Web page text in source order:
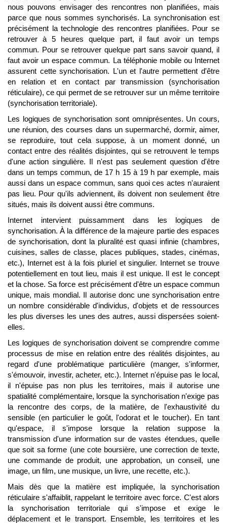
nous pouvons envisager des rencontres non planifiées, mais
parce que nous sommes synchorisés. La synchronisation est
précisément la technologie des rencontres planifiées. Pour se
retrouver à 5 heures quelque part, il faut avoir un temps
commun. Pour se retrouver quelque part sans savoir quand, il
faut avoir un espace commun. La téléphonie mobile ou Internet
assurent cette synchorisation. L'un et l'autre permettent d'être
en relation et en contact par transmission (synchorisation
réticulaire), ce qui permet de se retrouver sur un même territoire
(synchorisation territoriale).
Les logiques de synchorisation sont omniprésentes. Un cours,
une réunion, des courses dans un supermarché, dormir, aimer,
se reproduire, tout cela suppose, à un moment donné, un
contact entre des réalités disjointes, qui se retrouvent le temps
d'une action singulière. Il n'est pas seulement question d'être
dans un temps commun, de 17 h 15 à 19 h par exemple, mais
aussi dans un espace commun, sans quoi ces actes n'auraient
pas lieu. Pour qu'ils adviennent, ils doivent non seulement être
situés, mais ils doivent aussi être communs.
Internet intervient puissamment dans les logiques de
synchorisation. À la différence de la majeure partie des espaces
de synchorisation, dont la pluralité est quasi infinie (chambres,
cuisines, salles de classe, places publiques, stades, cinémas,
etc.), Internet est à la fois pluriel et singulier. Internet se trouve
potentiellement en tout lieu, mais il est unique. Il est le concept
et la chose. Sa force est précisément d'être un espace commun
unique, mais mondial. Il autorise donc une synchorisation entre
un nombre considérable d'individus, d'objets et de ressources
les plus diverses les unes des autres, aussi dispersées soient-
elles.
Les logiques de synchorisation doivent se comprendre comme
processus de mise en relation entre des réalités disjointes, au
regard d'une problématique particulière (manger, s'informer,
s'émouvoir, investir, acheter, etc.). Internet n'épuise pas le local,
il n'épuise pas non plus les territoires, mais il autorise une
spatialité complémentaire, lorsque la synchorisation n'exige pas
la rencontre des corps, de la matière, de l'exhaustivité du
sensible (en particulier le goût, l'odorat et le toucher). En tant
qu'espace, il s'impose lorsque la relation suppose la
transmission d'une information sur de vastes étendues, quelle
que soit sa forme (une cote boursière, une correction de texte,
une commande de produit, une approbation, un conseil, une
image, un film, une musique, un livre, une recette, etc.).
Mais dès que la matière est impliquée, la synchorisation
réticulaire s'affaiblit, rappelant le territoire avec force. C'est alors
la synchorisation territoriale qui s'impose et exige le
déplacement et le transport. Ensemble, les territoires et les